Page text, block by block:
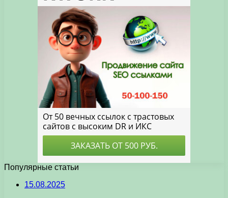
Популярные статьи
15.08.2025